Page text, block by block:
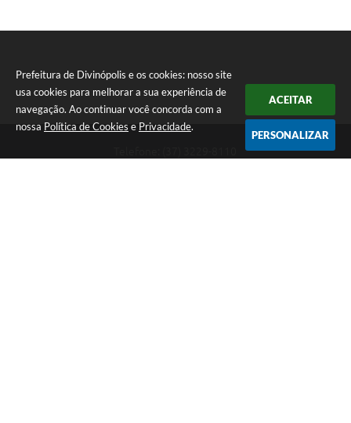
Prefeitura de Divinópolis e os cookies: nosso site
usa cookies para melhorar a sua experiência de
navegação. Ao continuar você concorda com a
nossa Política de Cookies e Privacidade.
ACEITAR
PERSONALIZAR